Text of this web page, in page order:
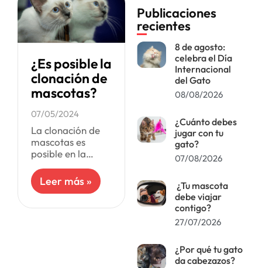
¿Es posible la
clonación de
mascotas?
07/05/2024
La clonación de
mascotas es
posible en la
Quienes tienen los
medios
recurren a esta
Leer más »
Publicaciones
recientes
8 de agosto:
celebra el Día
Internacional
del Gato
08/08/2026
¿Cuánto debes
jugar con tu
gato?
07/08/2026
¿Tu mascota
debe viajar
contigo?
27/07/2026
¿Por qué tu gato
da cabezazos?